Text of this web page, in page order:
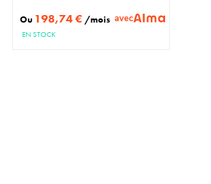
Ou 198,74 € /mois avec
EN STOCK